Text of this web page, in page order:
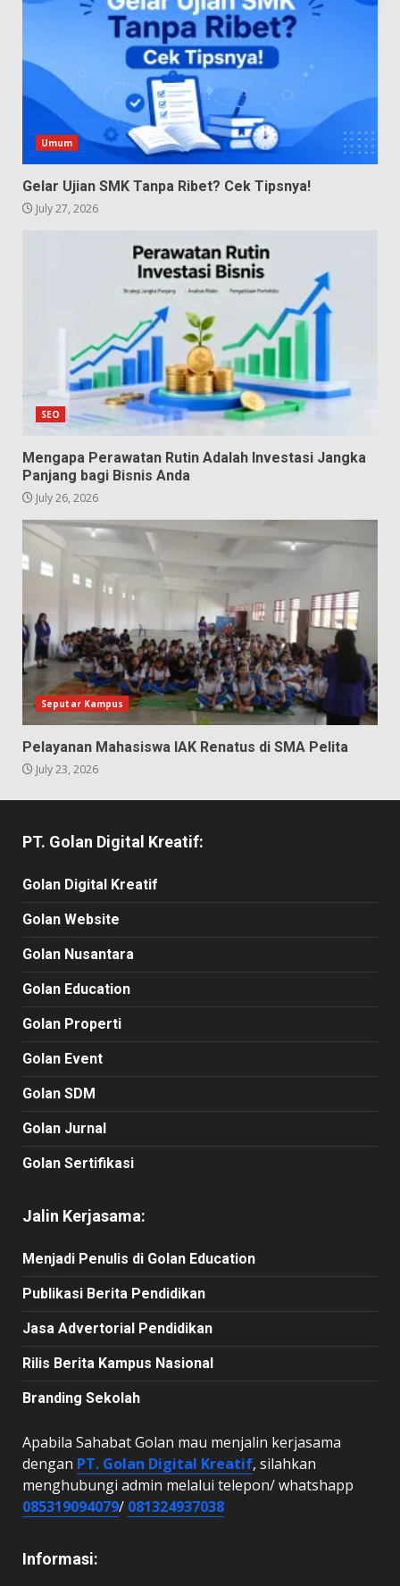
Umum
Gelar Ujian SMK Tanpa Ribet? Cek Tipsnya!
July 27, 2026
SEO
Mengapa Perawatan Rutin Adalah Investasi Jangka
Panjang bagi Bisnis Anda
July 26, 2026
Seputar Kampus
Pelayanan Mahasiswa IAK Renatus di SMA Pelita
July 23, 2026
PT. Golan Digital Kreatif:
Golan Digital Kreatif
Golan Website
Golan Nusantara
Golan Education
Golan Properti
Golan Event
Golan SDM
Golan Jurnal
Golan Sertifikasi
Jalin Kerjasama:
Menjadi Penulis di Golan Education
Publikasi Berita Pendidikan
Jasa Advertorial Pendidikan
Rilis Berita Kampus Nasional
Branding Sekolah
Apabila Sahabat Golan mau menjalin kerjasama
dengan PT. Golan Digital Kreatif, silahkan
menghubungi admin melalui telepon/ whatshapp
085319094079/ 081324937038
Informasi: